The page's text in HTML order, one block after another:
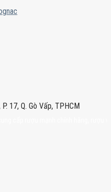
17, Q. Gò Vấp, TPHCM